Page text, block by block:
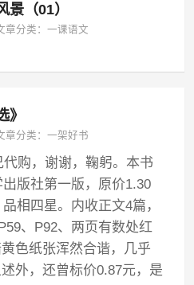
景（01）
章分类：一课语文
》
章分类：一架好书
购，谢谢，鞠躬。本书
版社第一版，原价1.30
相四星。内收正文4篇，
、P92、两页有数处红
色纸张浑然合谐，几乎
外，还曾标价0.87元，是